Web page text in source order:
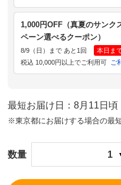
1,000円OFF（真夏のサンク
ペーン選べるクーポン）
8/9（日）まで あと1回
本日ま
税込 10,000円以上でご利用可
ご
最短お届け日：8月11日頃
※東京都にお届けする場合の最
数量 1